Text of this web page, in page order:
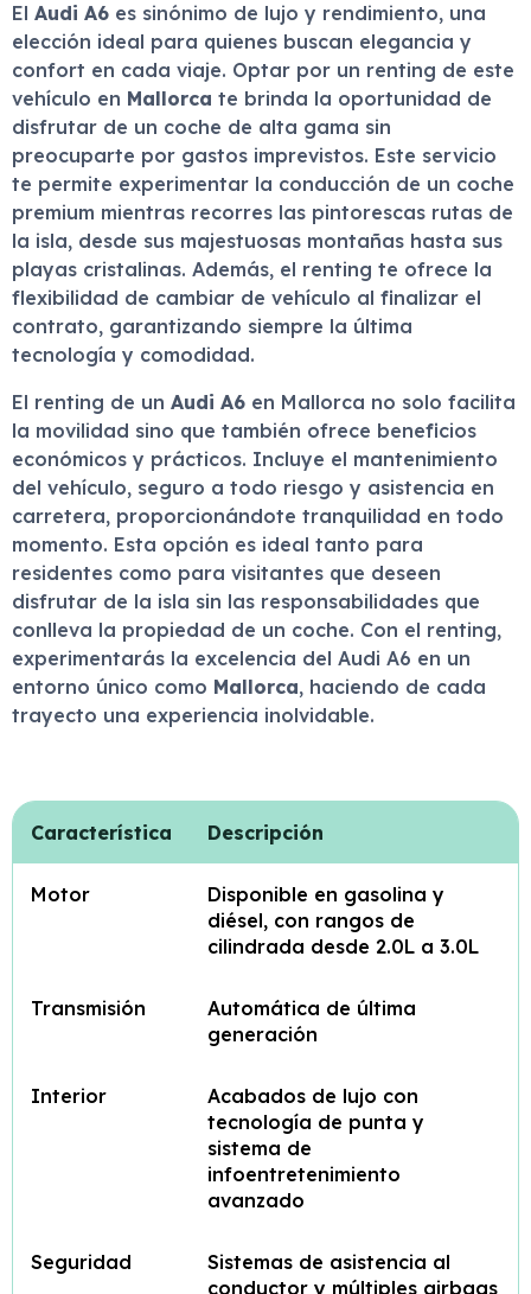
El Audi A6 es sinónimo de lujo y rendimiento, una
elección ideal para quienes buscan elegancia y
confort en cada viaje. Optar por un renting de este
vehículo en Mallorca te brinda la oportunidad de
disfrutar de un coche de alta gama sin
preocuparte por gastos imprevistos. Este servicio
te permite experimentar la conducción de un coche
premium mientras recorres las pintorescas rutas de
la isla, desde sus majestuosas montañas hasta sus
playas cristalinas. Además, el renting te ofrece la
flexibilidad de cambiar de vehículo al finalizar el
contrato, garantizando siempre la última
tecnología y comodidad.
El renting de un Audi A6 en Mallorca no solo facilita
la movilidad sino que también ofrece beneficios
económicos y prácticos. Incluye el mantenimiento
del vehículo, seguro a todo riesgo y asistencia en
carretera, proporcionándote tranquilidad en todo
momento. Esta opción es ideal tanto para
residentes como para visitantes que deseen
disfrutar de la isla sin las responsabilidades que
conlleva la propiedad de un coche. Con el renting,
experimentarás la excelencia del Audi A6 en un
entorno único como Mallorca, haciendo de cada
trayecto una experiencia inolvidable.
Característica Descripción
Motor
Disponible en gasolina y
diésel, con rangos de
cilindrada desde 2.0L a 3.0L
Transmisión
Automática de última
generación
Interior
Acabados de lujo con
tecnología de punta y
sistema de
infoentretenimiento
avanzado
Seguridad
Sistemas de asistencia al
conductor y múltiples airbags